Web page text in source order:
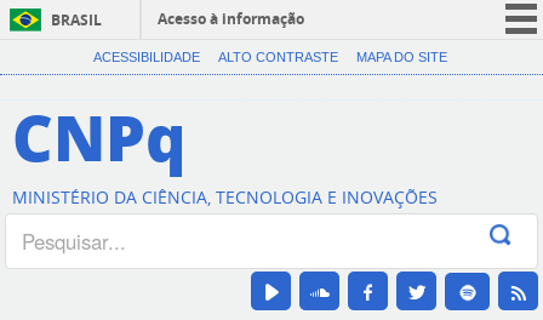
BRASIL
Acesso à informação
CORONAVÍRUS (COVID-19)
Canais
ACESSIBILIDADE ALTO CONTRASTE MAPA DO SITE
CNPq
MINISTÉRIO DA CIÊNCIA, TECNOLOGIA E INOVAÇÕES